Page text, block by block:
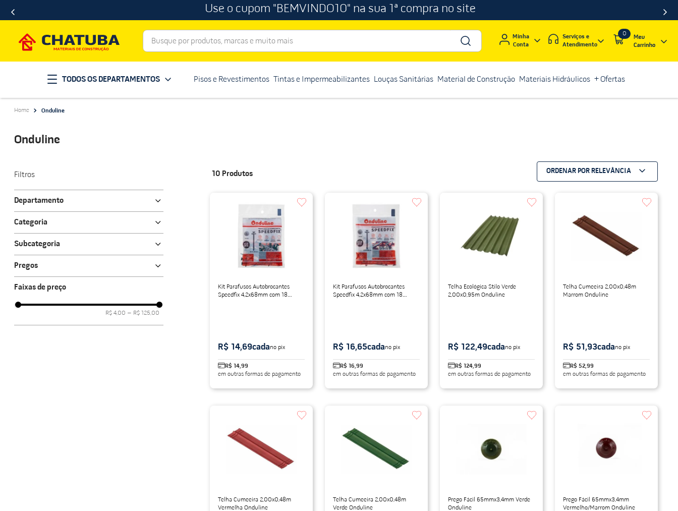
Use o cupom "BEMVINDO10" na sua 1ª compra no site
Busque por produtos, marcas e muito mais
Minha
Conta
Serviços e
Atendimento
0
TODOS OS DEPARTAMENTOS Pisos e Revestimentos Tintas e Impermeabilizantes Louças Sanitárias Material de Construção Materiais Hidráulicos + Ofertas
Onduline
Onduline
Filtros
Departamento
Materiais Hidráulicos
Categoria
Acessórios Para Hidráulica
Subcategoria
Parafusos
Pregos
Pregos Telheiros
Faixas de preço
R$ 4,00 – R$ 125,00
10 Produtos ORDENAR POR RELEVÂNCIA
Kit Parafusos Autobrocantes
Speedfix 4,2x68mm com 18
R$ 14,99
em outras formas de pagamento
R$ 14,69cadano pix
Kit Parafusos Autobrocantes
Speedfix 4,2x68mm com 18
R$ 16,99
em outras formas de pagamento
R$ 16,65cadano pix
Telha Ecológica Stilo Verde
2,00x0,95m Onduline
R$ 124,99
em outras formas de pagamento
R$ 122,49cadano pix
Telha Cumeeira 2,00x0,48m
Marrom Onduline
R$ 52,99
em outras formas de pagamento
R$ 51,93cadano pix
Telha Cumeeira 2,00x0,48m
Vermelha Onduline
Telha Cumeeira 2,00x0,48m
Verde Onduline
Prego Fácil 65mmx3,4mm Verde
Onduline
Prego Fácil 65mmx3,4mm
Vermelho/Marrom Onduline
1 º porcelanato
2º telha
vaso sanitário
telhas